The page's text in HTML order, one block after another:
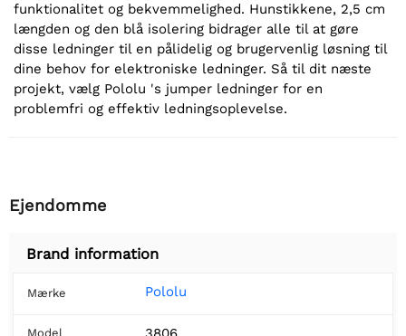
funktionalitet og bekvemmelighed. Hunstikkene, 2,5 cm
længden og den blå isolering bidrager alle til at gøre
disse ledninger til en pålidelig og brugervenlig løsning til
dine behov for elektroniske ledninger. Så til dit næste
projekt, vælg Pololu 's jumper ledninger for en
problemfri og effektiv ledningsoplevelse.
Ejendomme
Brand information
Mærke Pololu
Model